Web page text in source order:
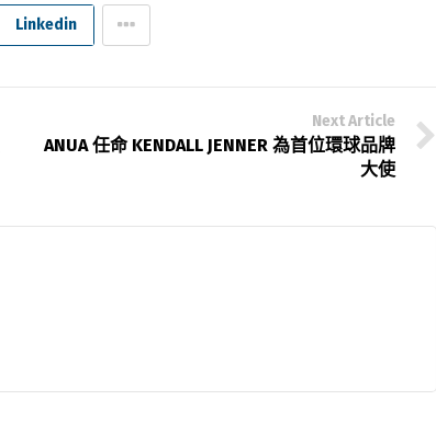
Linkedin
Next Article
ANUA 任命 KENDALL JENNER 為首位環球品牌
大使